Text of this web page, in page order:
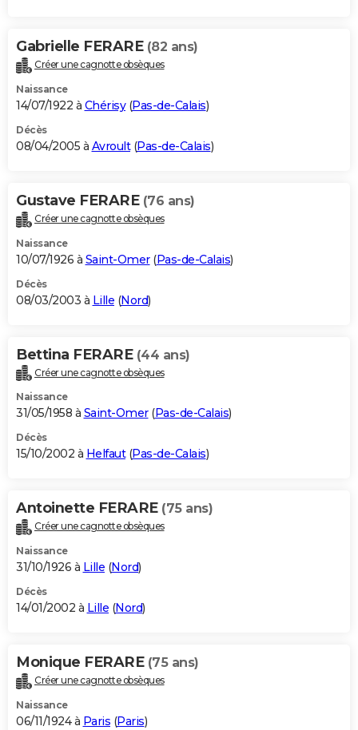
Gabrielle FERARE (82 ans)
Créer une cagnotte obsèques
Naissance
14/07/1922 à Chérisy(Pas-de-Calais)
Décès
08/04/2005 à Avroult(Pas-de-Calais)
Gustave FERARE (76 ans)
Créer une cagnotte obsèques
Naissance
10/07/1926 à Saint-Omer(Pas-de-Calais)
Décès
08/03/2003 à Lille (Nord)
Bettina FERARE (44 ans)
Créer une cagnotte obsèques
Naissance
31/05/1958 à Saint-Omer(Pas-de-Calais)
Décès
15/10/2002 à Helfaut(Pas-de-Calais)
Antoinette FERARE (75 ans)
Créer une cagnotte obsèques
Naissance
31/10/1926 à Lille (Nord)
Décès
14/01/2002 à Lille (Nord)
Monique FERARE (75 ans)
Créer une cagnotte obsèques
Naissance
06/11/1924 à Paris (Paris)